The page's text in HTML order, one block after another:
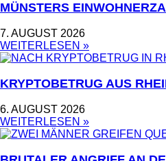
MÜNSTERS
7. AUGUST 2026
WEITERLESEN »
KRYPTOBETRUG AUS
6. AUGUST 2026
WEITERLESEN »